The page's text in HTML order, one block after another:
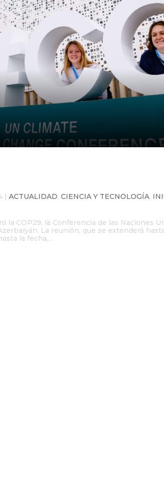
|ACTUALIDAD,CIENCIA Y TECNOLOGÍA,
la COP29, la Conferencia de las Naciones
La reunión, que se extenderá
la fecha,...